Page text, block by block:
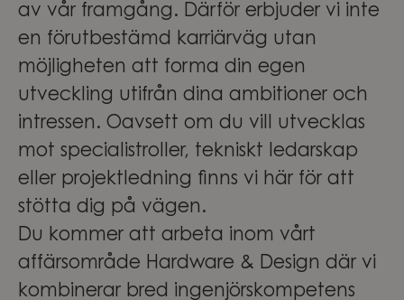
av vår framgång. Därför erbjuder vi inte
en förutbestämd karriärväg utan
möjligheten att forma din egen
utveckling utifrån dina ambitioner och
intressen. Oavsett om du vill utvecklas
mot specialistroller, tekniskt ledarskap
eller projektledning finns vi här för att
stötta dig på vägen.
Du kommer att arbeta inom vårt
affärsområde Hardware & Design där vi
kombinerar bred ingenjörskompetens